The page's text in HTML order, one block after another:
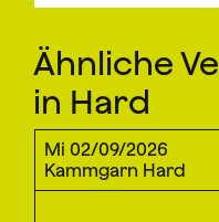
Ähnliche
in Hard
Mi 02/09/2026
Kammgarn Hard